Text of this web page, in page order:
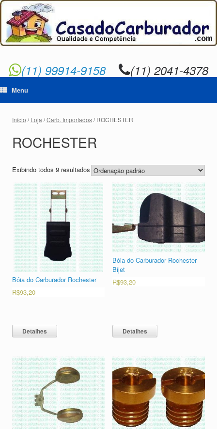
Skip
content
(11) 99914-9158 (11) 2041-4378
Menu
Início /Loja /Carb. Importados/ ROCHESTER
ROCHESTER
Exibindo todos 9 resultados
Bóia do Carburador Rochester
R$93,20
Detalhes
Bóia do Carburador Rochester
Bijet
R$93,20
Detalhes